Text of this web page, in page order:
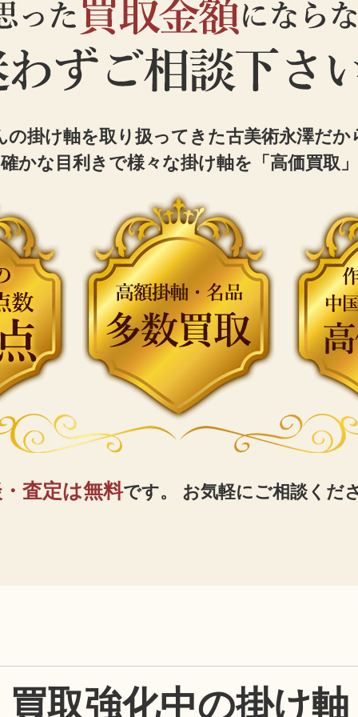
の掛け軸を取り扱ってきた古美術永澤だか
確かな目利きで様々な掛け軸を「高価買取」
査定は無料です。 お気軽にご相談くだ
買取強化中の掛け軸